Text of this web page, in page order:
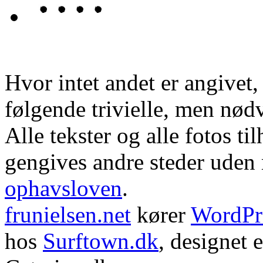
Hvor intet andet er
følgende trivielle, men
Alle tekster og alle fotos
gengives andre steder
ophavsloven.
frunielsen.net kører
hos Surftown.dk, designet